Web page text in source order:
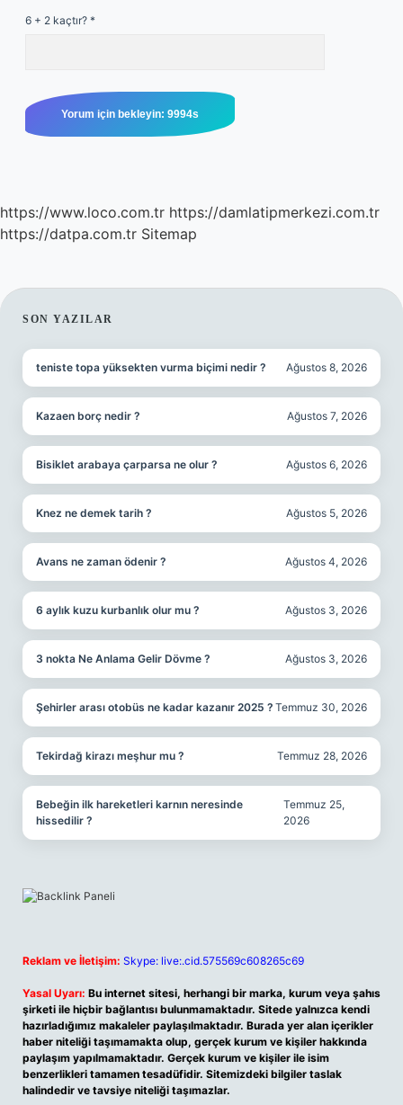
6 + 2 kaçtır? *
https://www.loco.com.tr https://damlatipmerkezi.com.tr
https://datpa.com.tr Sitemap
SIDEBAR
SON YAZILAR
teniste topa yüksekten vurma biçimi nedir ? Ağustos 8, 2026
Kazaen borç nedir ? Ağustos 7, 2026
Bisiklet arabaya çarparsa ne olur ? Ağustos 6, 2026
Knez ne demek tarih ? Ağustos 5, 2026
Avans ne zaman ödenir ? Ağustos 4, 2026
6 aylık kuzu kurbanlık olur mu ? Ağustos 3, 2026
3 nokta Ne Anlama Gelir Dövme ? Ağustos 3, 2026
Şehirler arası otobüs ne kadar kazanır 2025 ? Temmuz 30, 2026
Tekirdağ kirazı meşhur mu ? Temmuz 28, 2026
Bebeğin ilk hareketleri karnın neresinde
hissedilir ?
Temmuz 25,
2026
Reklam ve İletişim: Skype: live:.cid.575569c608265c69
Yasal Uyarı: Bu internet sitesi, herhangi bir marka, kurum veya şahıs
şirketi ile hiçbir bağlantısı bulunmamaktadır. Sitede yalnızca kendi
hazırladığımız makaleler paylaşılmaktadır. Burada yer alan içerikler
haber niteliği taşımamakta olup, gerçek kurum ve kişiler hakkında
paylaşım yapılmamaktadır. Gerçek kurum ve kişiler ile isim
benzerlikleri tamamen tesadüfidir. Sitemizdeki bilgiler taslak
halindedir ve tavsiye niteliği taşımazlar.